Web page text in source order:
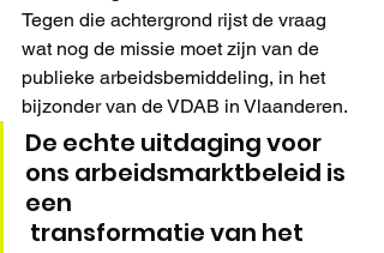
Tegen die achtergrond rijst de vraag
wat nog de missie moet zijn van de
publieke arbeidsbemiddeling, in het
bijzonder van de VDAB in Vlaanderen.
De echte uitdaging voor
ons arbeidsmarktbeleid is
een